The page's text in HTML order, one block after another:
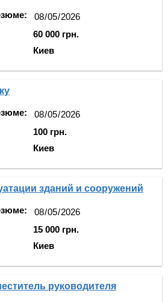
60 000 грн.
Киев
100 грн.
Киев
зданий и сооружений
15 000 грн.
Киев
руководителя